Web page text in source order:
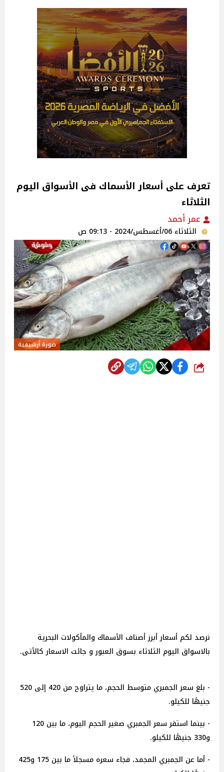
تعرف على أسعار الأسماك فى الأسواق اليوم
الثلاثاء
عمر أحمد
الثلاثاء 06/أغسطس/2024 - 09:13 ص
صورة أرشيفية
شارك
نرصد لكم أسعار أبرز أصناف الأسماك والمأكولات البحرية
بالاسواق اليوم الثلاثاء بسوق العبور و جائت الاسعار كالأتى.
- بلغ سعر الجمبري متوسط الحجم، ما يتراوح من 420 إلى 520
جنيهًا للكيلو.
- بينما استقر سعر الجمبري صغير الحجم اليوم، ما بين 120
و330 جنيهًا للكيلو.
- أما عن الجمبري المجمد، فجاء سعره مسجلاً ما بين 175 و425